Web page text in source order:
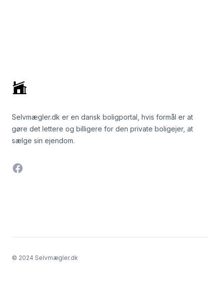
Selvmægler.dk er en dansk boligportal, hvis formål er at
gøre det lettere og billigere for den private boligejer, at
sælge sin ejendom.
Facebook
© 2024 Selvmægler.dk